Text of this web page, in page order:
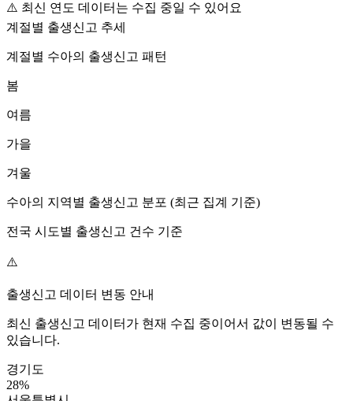
⚠️ 최신 연도 데이터는 수집 중일 수 있어요
계절별 출생신고 추세
계절별 수아의 출생신고 패턴
봄
여름
가을
겨울
수아의 지역별 출생신고 분포 (최근 집계 기준)
전국 시도별 출생신고 건수 기준
⚠️
출생신고 데이터 변동 안내
최신 출생신고 데이터가 현재 수집 중이어서 값이 변동될 수
있습니다.
경기도
28%